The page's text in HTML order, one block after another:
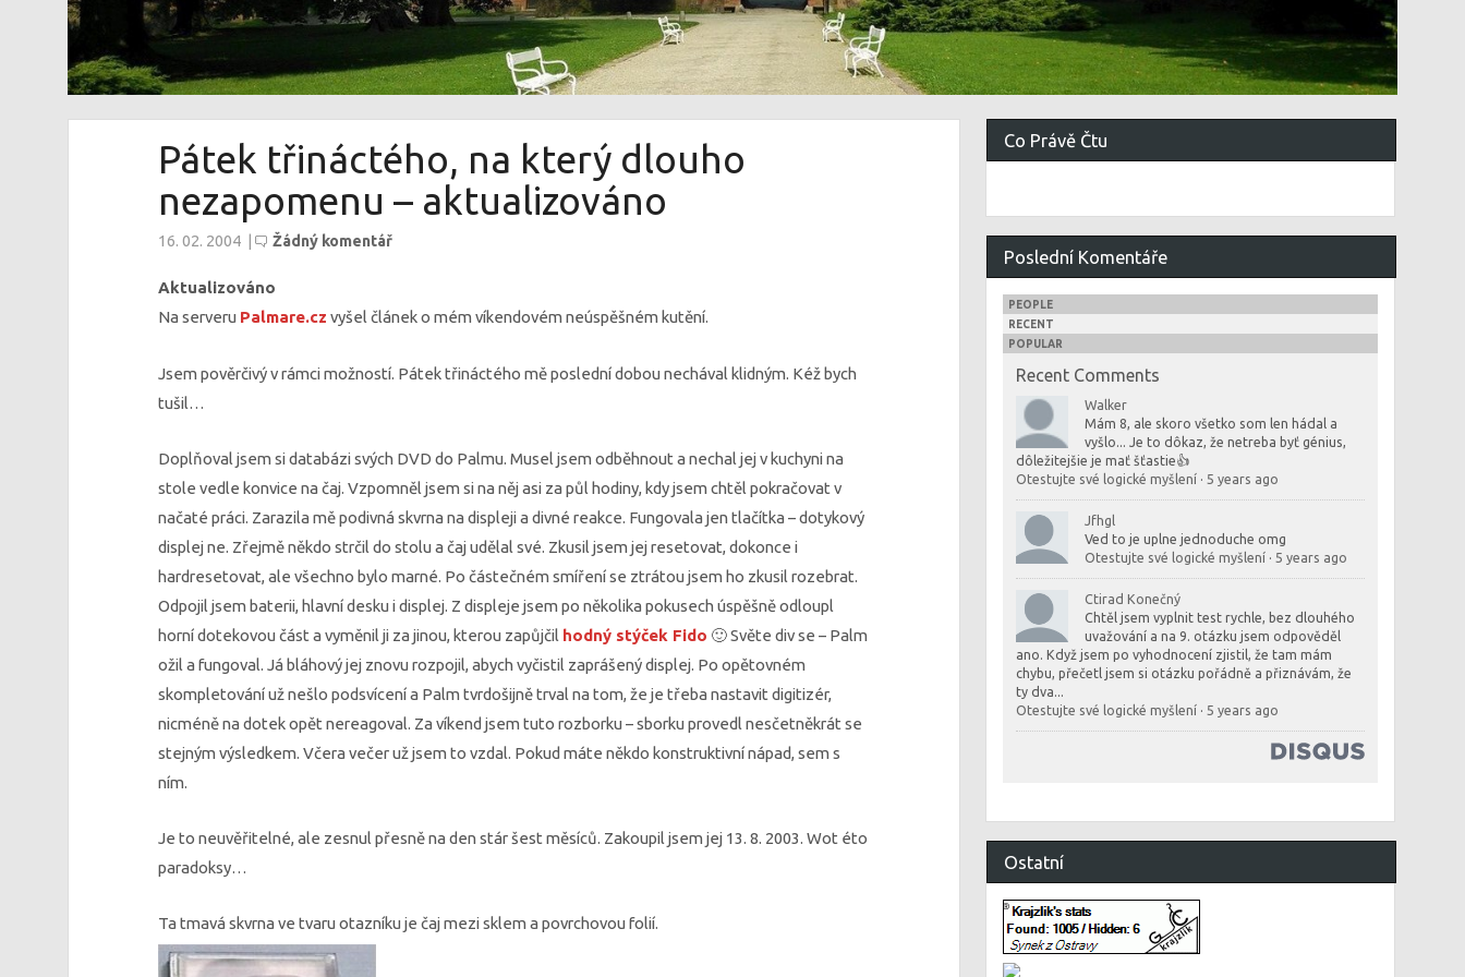
Pátek třináctého, na který dlouho
nezapomenu – aktualizováno
16. 02. 2004| Žádný komentář
Aktualizováno
Na serveru Palmare.cz vyšel článek o mém víkendovém neúspěšném kutění.
Jsem pověrčivý v rámci možností. Pátek třináctého mě poslední dobou nechával klidným. Kéž bych
tušil…
Doplňoval jsem si databázi svých DVD do Palmu. Musel jsem odběhnout a nechal jej v kuchyni na
stole vedle konvice na čaj. Vzpomněl jsem si na něj asi za půl hodiny, kdy jsem chtěl pokračovat v
načaté práci. Zarazila mě podivná skvrna na displeji a divné reakce. Fungovala jen tlačítka – dotykový
displej ne. Zřejmě někdo strčil do stolu a čaj udělal své. Zkusil jsem jej resetovat, dokonce i
hardresetovat, ale všechno bylo marné. Po částečném smíření se ztrátou jsem ho zkusil rozebrat.
Odpojil jsem baterii, hlavní desku i displej. Z displeje jsem po několika pokusech úspěšně odloupl
horní dotekovou část a vyměnil ji za jinou, kterou zapůjčil hodný stýček Fido 🙂 Světe div se – Palm
ožil a fungoval. Já bláhový jej znovu rozpojil, abych vyčistil zaprášený displej. Po opětovném
skompletování už nešlo podsvícení a Palm tvrdošijně trval na tom, že je třeba nastavit digitizér,
nicméně na dotek opět nereagoval. Za víkend jsem tuto rozborku – sborku provedl nesčetněkrát se
stejným výsledkem. Včera večer už jsem to vzdal. Pokud máte někdo konstruktivní nápad, sem s
ním.
Je to neuvěřitelné, ale zesnul přesně na den stár šest měsíců. Zakoupil jsem jej 13. 8. 2003. Wot éto
paradoksy…
Ta tmavá skvrna ve tvaru otazníku je čaj mezi sklem a povrchovou folií.
Co Právě Čtu
Poslední Komentáře
PEOPLE
RECENT
POPULAR
Recent Comments
Walker
Mám 8, ale skoro všetko som len hádal a
vyšlo... Je to dôkaz, že netreba byť génius,
dôležitejšie je mať šťastie👍
Otestujte své logické myšlení· 5 years ago
Jfhgl
Ved to je uplne jednoduche omg
Otestujte své logické myšlení· 5 years ago
Ctirad Konečný
Chtěl jsem vyplnit test rychle, bez dlouhého
uvažování a na 9. otázku jsem odpověděl
ano. Když jsem po vyhodnocení zjistil, že tam mám
chybu, přečetl jsem si otázku pořádně a přiznávám, že
ty dva...
Otestujte své logické myšlení· 5 years ago
Ostatní